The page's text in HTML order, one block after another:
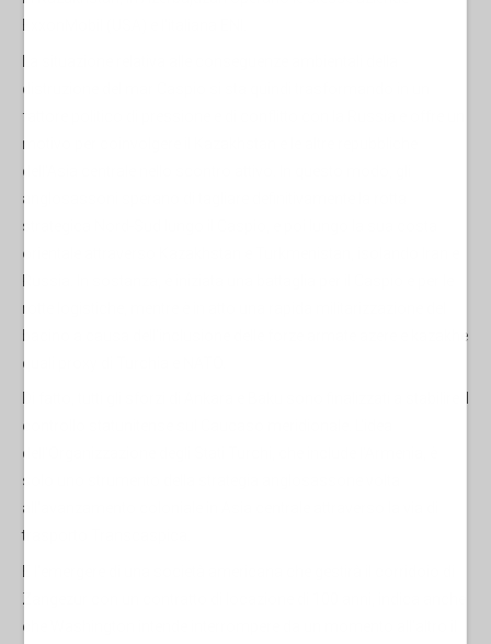
distruzione del mar Caspio si sta quindi trasformando in un
fattore politico di pressione e di conflitto con la Russia e offre un
motivo per coinvolgere il Kazakhstan e le altre repubbliche
dell'Asia centrale nello scontro attivo. In questo modo, gli
anglosassoni sperano di tagliare definitivamente la rotta
strategica Nord-Sud lungo il Caspio, e poi lungo la sua costa
orientale attraverso Kazakhstan e Turkmenistan, isolando Iran e
rotte logistiche, mentre è in atto una rapida militarizzazione del
bacino a causa dell'inclusione delle forze armate azere e kazakhe
quali proxy di Turchia e NATO.
controllo statunitense sul Caucaso meridionale. L'idea
dell'Organizzazione degli Stati Turchi, che include l'Armenia, è
solo uno strumento della strategia anglosassone volta
all'avanzamento coloniale in Asia centrale attraverso la via di
trasporto Transcaspica.
Zangezur con un contratto di locazione di 100 anni, indica anche
che Washington intende interrompere da un momento all'altro il